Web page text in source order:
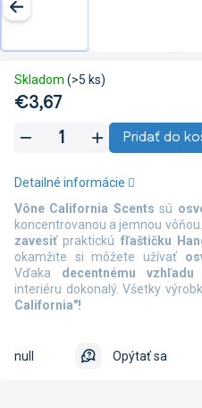
€3,67
Jednotková
Skladom (>5 ks)
Pridať do
Vône California Scents sú
koncentrovanou a jemnou
zavesiťpraktickú fľaštičku
okamžite si môžete užívať
Vďaka decentnému vzhľadu
interiéru dokonalý. Všetky
California"!
Detailné informácie
Opýtať sa
null